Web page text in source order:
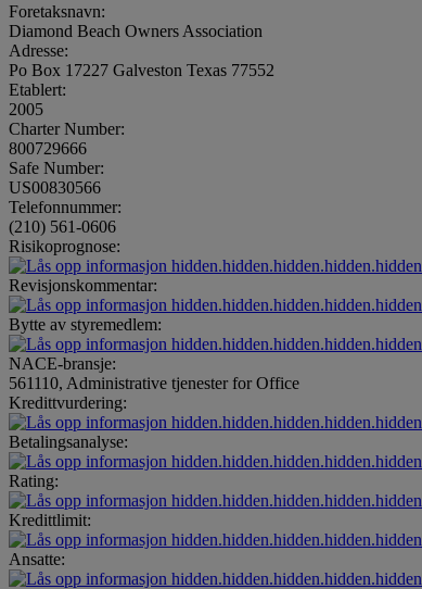
Foretaksnavn:
Diamond Beach Owners Association
Adresse:
Po Box 17227 Galveston Texas 77552
Etablert:
2005
Charter Number:
800729666
Safe Number:
US00830566
Telefonnummer:
(210) 561-0606
Risikoprognose:
hidden.hidden.hidden.hidden.hidden
Revisjonskommentar:
hidden.hidden.hidden.hidden.hidden
Bytte av styremedlem:
hidden.hidden.hidden.hidden.hidden
NACE-bransje:
561110, Administrative tjenester for Office
Kredittvurdering:
hidden.hidden.hidden.hidden.hidden
Betalingsanalyse:
hidden.hidden.hidden.hidden.hidden
Rating:
hidden.hidden.hidden.hidden.hidden
Kredittlimit:
hidden.hidden.hidden.hidden.hidden
Ansatte:
hidden.hidden.hidden.hidden.hidden